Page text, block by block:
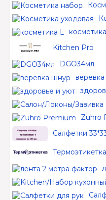
Kitchen Pro
DGO34мл
Zuhro
Салфетки
Термоэтикетка